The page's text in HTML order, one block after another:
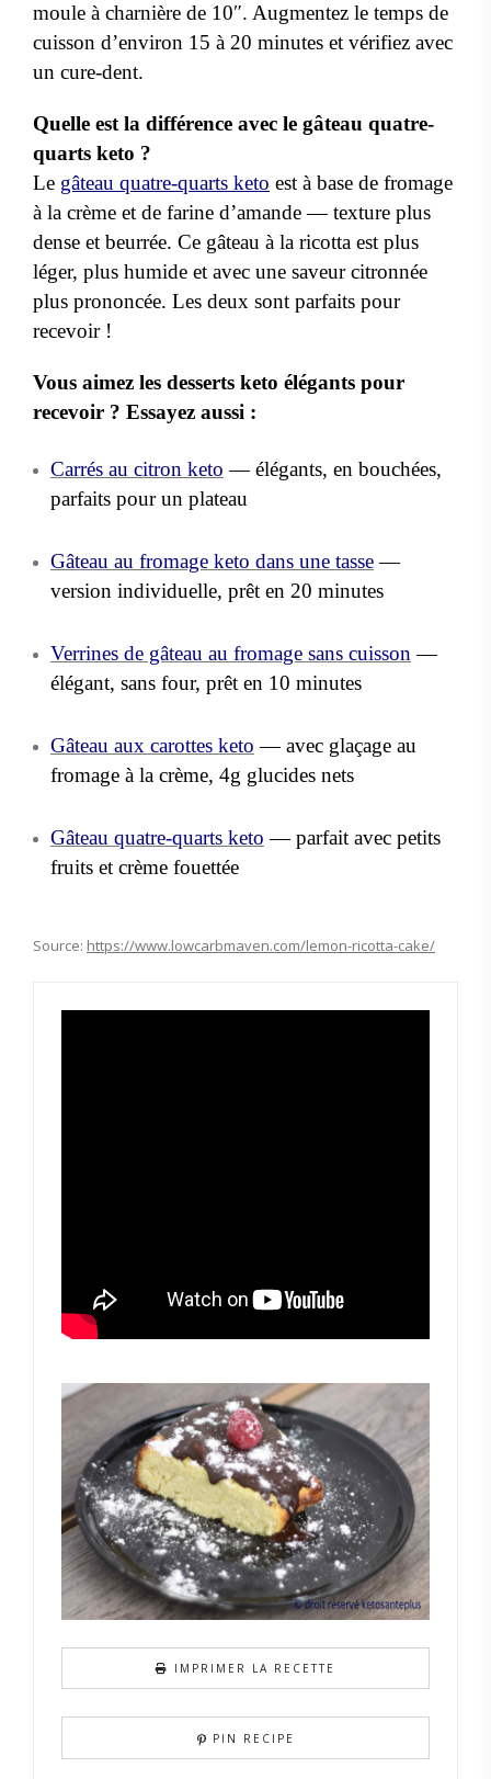
moule à charnière de 10″. Augmentez le temps de
cuisson d’environ 15 à 20 minutes et vérifiez avec
un cure-dent.
Quelle est la différence avec le gâteau quatre-
quarts keto ?
Le gâteau quatre-quarts keto est à base de fromage
à la crème et de farine d’amande — texture plus
dense et beurrée. Ce gâteau à la ricotta est plus
léger, plus humide et avec une saveur citronnée
plus prononcée. Les deux sont parfaits pour
recevoir !
Vous aimez les desserts keto élégants pour
recevoir ? Essayez aussi :
Carrés au citron keto — élégants, en bouchées,
parfaits pour un plateau
Gâteau au fromage keto dans une tasse—
version individuelle, prêt en 20 minutes
Verrines de gâteau au fromage sans cuisson—
élégant, sans four, prêt en 10 minutes
Gâteau aux carottes keto — avec glaçage au
fromage à la crème, 4g glucides nets
Gâteau quatre-quarts keto — parfait avec petits
fruits et crème fouettée
Source: https://www.lowcarbmaven.com/lemon-ricotta-cake/
IMPRIMER LA RECETTE
PIN RECIPE